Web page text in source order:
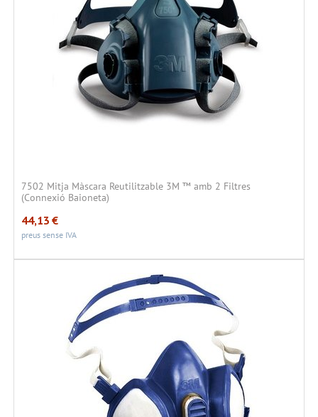
7502 Mitja Màscara Reutilitzable 3M ™ amb 2 Filtres
(Connexió Baioneta)
44,13 €
preus sense IVA